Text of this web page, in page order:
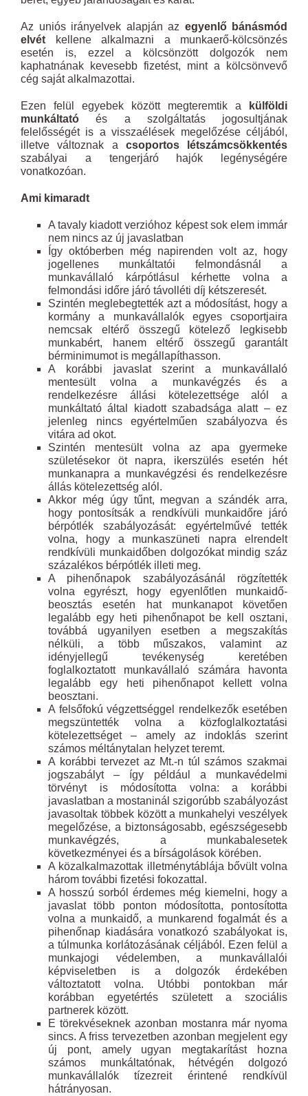
Az uniós irányelvek alapján az egyenlő bánásmód
elvét
kellene alkalmazni a munkaerő-kölcsönzés
esetén is, ezzel a kölcsönzött dolgozók nem
kaphatnának kevesebb fizetést, mint a kölcsönvevő
cég saját alkalmazottai.
Ezen felül egyebek között megteremtik a
külföldi
munkáltató és a szolgáltatás jogosultjának
felelősségét is a visszaélések megelőzése céljából,
illetve változnak a csoportos létszámcsökkentés
szabályai a tengerjáró hajók legénységére
vonatkozóan.
Ami kimaradt
A tavaly kiadott verzióhoz képest sok elem immár
nem nincs az új javaslatban
Így októberben még napirenden volt az, hogy
jogellenes munkáltatói felmondásnál a
munkavállaló kárpótlásul kérhette volna a
felmondási időre járó távolléti díj kétszeresét.
Szintén meglebegtették azt a módosítást, hogy a
kormány a munkavállalók egyes csoportjaira
nemcsak eltérő összegű kötelező legkisebb
munkabért, hanem eltérő összegű garantált
bérminimumot is megállapíthasson.
A korábbi javaslat szerint a munkavállaló
mentesült volna a munkavégzés és a
rendelkezésre állási kötelezettsége alól a
munkáltató által kiadott szabadsága alatt – ez
jelenleg nincs egyértelműen szabályozva és
vitára ad okot.
Szintén mentesült volna az apa gyermeke
születésekor öt napra, ikerszülés esetén hét
munkanapra a munkavégzési és rendelkezésre
állás kötelezettség alól.
Akkor még úgy tűnt, megvan a szándék arra,
hogy pontosítsák a rendkívüli munkaidőre járó
bérpótlék szabályozását: egyértelművé tették
volna, hogy a munkaszüneti napra elrendelt
rendkívüli munkaidőben dolgozókat mindig száz
százalékos bérpótlék illeti meg.
A pihenőnapok szabályozásánál rögzítették
volna egyrészt, hogy egyenlőtlen munkaidő-
beosztás esetén hat munkanapot követően
legalább egy heti pihenőnapot be kell osztani,
továbbá ugyanilyen esetben a megszakítás
nélküli, a több műszakos, valamint az
idényjellegű tevékenység keretében
foglalkoztatott munkavállaló számára havonta
legalább egy heti pihenőnapot kellett volna
beosztani.
A felsőfokú végzettséggel rendelkezők esetében
megszüntették volna a közfoglalkoztatási
kötelezettséget – amely az indoklás szerint
számos méltánytalan helyzet teremt.
A korábbi tervezet az Mt.-n túl számos szakmai
jogszabályt – így például a munkavédelmi
törvényt is módosította volna: a korábbi
javaslatban a mostaninál szigorúbb szabályozást
javasoltak többek között a munkahelyi veszélyek
megelőzése, a biztonságosabb, egészségesebb
munkavégzés, a munkabalesetek
következményei és a bírságolások körében.
A közalkalmazottak illetménytáblája bővült volna
három további fizetési fokozattal.
A hosszú sorból érdemes még kiemelni, hogy a
javaslat több ponton módosította, pontosította
volna a munkaidő, a munkarend fogalmát és a
pihenőnap kiadására vonatkozó szabályokat is,
a túlmunka korlátozásának céljából. Ezen felül a
munkajogi védelemben, a munkavállalói
képviseletben is a dolgozók érdekében
változtatott volna. Utóbbi pontokban már
korábban egyetértés született a szociális
partnerek között.
E törekvéseknek azonban mostanra már nyoma
sincs. A friss tervezetben azonban megjelent egy
új pont, amely ugyan megtakarítást hozna
számos munkáltatónak, hétvégén dolgozó
munkavállalók tízezreit érintené rendkívül
hátrányosan.